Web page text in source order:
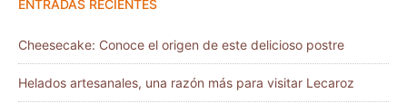
ENTRADAS RECIENTES
Cheesecake: Conoce el origen de este delicioso postre
Helados artesanales, una razón más para visitar Lecaroz